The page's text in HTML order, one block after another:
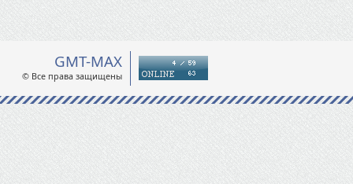
GMT-MAX
© Все права защищены